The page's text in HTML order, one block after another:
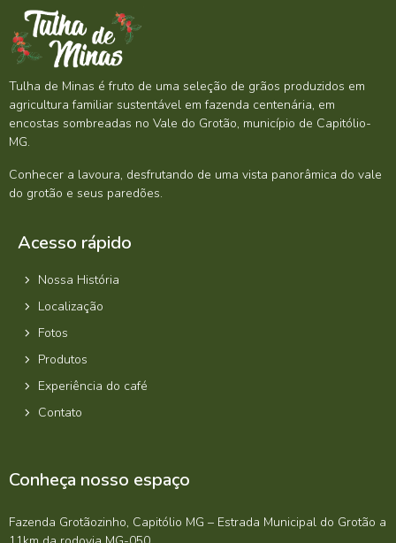
Tulha de Minas é fruto de uma seleção de grãos produzidos em
agricultura familiar sustentável em fazenda centenária, em
encostas sombreadas no Vale do Grotão, município de Capitólio-
MG.
Conhecer a lavoura, desfrutando de uma vista panorâmica do vale
do grotão e seus paredões.
Acesso rápido
Nossa História
Localização
Fotos
Produtos
Experiência do café
Contato
Conheça nosso espaço
Fazenda Grotãozinho, Capitólio MG – Estrada Municipal do Grotão a